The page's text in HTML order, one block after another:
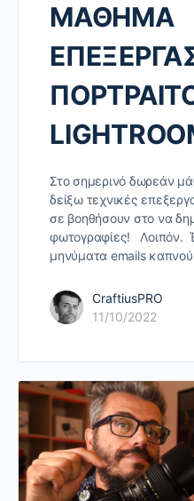
ΜΑΘΗΜΑ
Στο σημερινό δωρεάν
δείξω τεχνικές
σε βοηθήσουν στο να
φωτογραφίες! Λοιπόν.
μηνύματα emails
CraftiusPRO
11/10/2022